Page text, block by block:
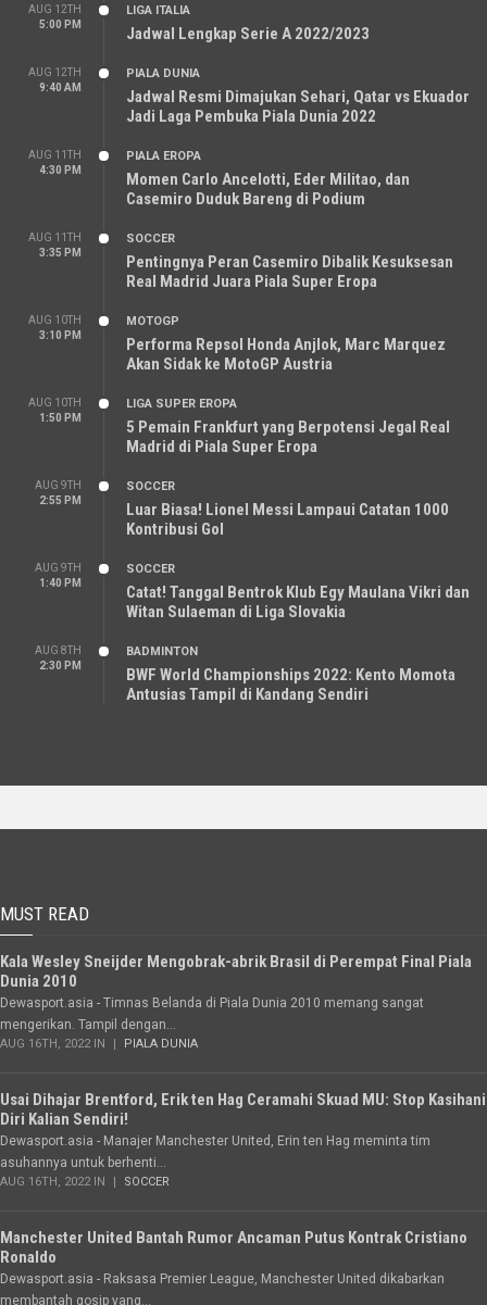
AUG 12TH
5:00 PM
LIGA ITALIA
Jadwal Lengkap Serie A 2022/2023
AUG 12TH
9:40 AM
PIALA DUNIA
Jadwal Resmi Dimajukan Sehari, Qatar vs Ekuador
Jadi Laga Pembuka Piala Dunia 2022
AUG 11TH
4:30 PM
PIALA EROPA
Momen Carlo Ancelotti, Eder Militao, dan
Casemiro Duduk Bareng di Podium
AUG 11TH
3:35 PM
SOCCER
Pentingnya Peran Casemiro Dibalik Kesuksesan
Real Madrid Juara Piala Super Eropa
AUG 10TH
3:10 PM
MOTOGP
Performa Repsol Honda Anjlok, Marc Marquez
Akan Sidak ke MotoGP Austria
AUG 10TH
1:50 PM
LIGA SUPER EROPA
5 Pemain Frankfurt yang Berpotensi Jegal Real
Madrid di Piala Super Eropa
AUG 9TH
2:55 PM
SOCCER
Luar Biasa! Lionel Messi Lampaui Catatan 1000
Kontribusi Gol
AUG 9TH
1:40 PM
SOCCER
Catat! Tanggal Bentrok Klub Egy Maulana Vikri dan
Witan Sulaeman di Liga Slovakia
AUG 8TH
2:30 PM
BADMINTON
BWF World Championships 2022: Kento Momota
Antusias Tampil di Kandang Sendiri
MUST READ
Kala Wesley Sneijder Mengobrak-abrik Brasil di Perempat Final Piala
Dunia 2010
Dewasport.asia - Timnas Belanda di Piala Dunia 2010 memang sangat
mengerikan. Tampil dengan...
AUG 16TH, 2022 IN PIALA DUNIA
Usai Dihajar Brentford, Erik ten Hag Ceramahi Skuad MU: Stop Kasihani
Diri Kalian Sendiri!
Dewasport.asia - Manajer Manchester United, Erin ten Hag meminta tim
asuhannya untuk berhenti...
AUG 16TH, 2022 IN SOCCER
Manchester United Bantah Rumor Ancaman Putus Kontrak Cristiano
Ronaldo
Dewasport.asia - Raksasa Premier League, Manchester United dikabarkan
membantah gosip yang...